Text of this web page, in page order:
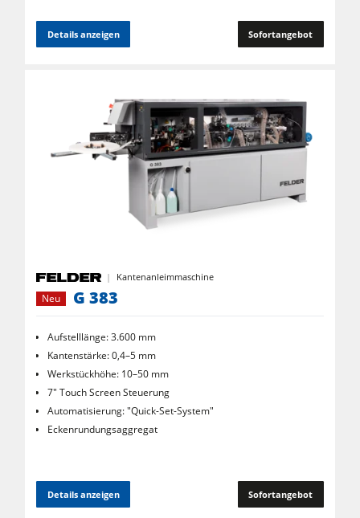
Heizplattenpressen & Vakuumpressen
Vorschubapparate
Werkstattausrüstung
F4Solutions Software
Automatisierung & Materialhandling
Details anzeigen Sofortangebot
Kantenanleimmaschine
Neu
G 383
Aufstelllänge: 3.600 mm
Kantenstärke: 0,4–5 mm
Werkstückhöhe: 10–50 mm
7" Touch Screen Steuerung
Automatisierung: "Quick-Set-System"
Eckenrundungsaggregat
Details anzeigen Sofortangebot